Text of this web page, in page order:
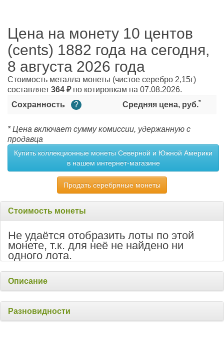
Цена на монету 10 центов
(cents) 1882 года на сегодня,
8 августа 2026 года
Стоимость металла монеты (чистое серебро 2,15г)
составляет 364 ₽по котировкам на 07.08.2026.
Сохранность
? Средняя цена, руб.*
* Цена включает сумму комиссии, удержанную с
продавца
Купить коллекционные монеты Северной и Южной Америки
в нашем интернет-магазине
Продать серебряные монеты
Стоимость монеты
Не удаётся отобразить лоты по этой
монете, т.к. для неё не найдено ни
одного лота.
Описание
Разновидности